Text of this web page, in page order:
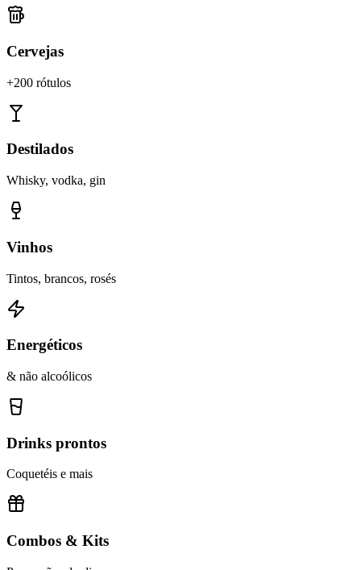
Cervejas
+200 rótulos
Destilados
Whisky, vodka, gin
Vinhos
Tintos, brancos, rosés
Energéticos
& não alcoólicos
Drinks prontos
Coquetéis e mais
Combos & Kits